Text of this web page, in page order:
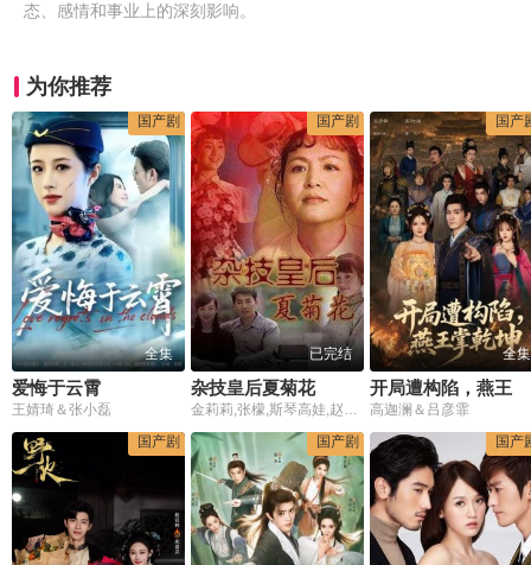
态、感情和事业上的深刻影响。
为你推荐
国产剧
全集
爱悔于云霄
王婧琦＆张小磊
国产剧
已完结
杂技皇后夏菊花
金莉莉,张檬,斯琴高娃,赵尔康
国产
全集
高迦澜＆吕彦霏
国产剧
国产剧 国产